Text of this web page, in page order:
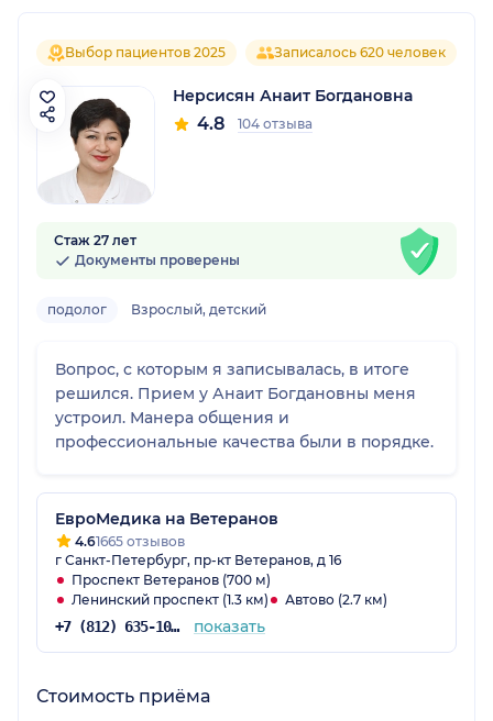
Выбор пациентов 2025 Записалось 620 человек
Нерсисян Анаит Богдановна
4.8 104 отзыва
Стаж 27 лет
Документы проверены
подолог Взрослый, детский
Вопрос, с которым я записывалась, в итоге
решился. Прием у Анаит Богдановны меня
устроил. Манера общения и
профессиональные качества были в порядке.
ЕвроМедика на Ветеранов
4.61665 отзывов
г Санкт-Петербург, пр-кт Ветеранов, д 16
Проспект Ветеранов (700 м)
Ленинский проспект (1.3 км)
Автово (2.7 км)
+7 (812) 635-10-38 показать
Стоимость приёма